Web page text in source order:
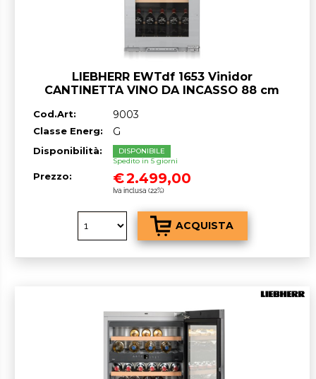
LIEBHERR EWTdf 1653 Vinidor
CANTINETTA VINO DA INCASSO 88 cm
PREVENTIVO
Cod.Art: 9003
Classe Energ: G
Disponibilità:
DISPONIBILE
Spedito in 5 giorni
Prezzo: €2.499,00
Iva inclusa (22%)